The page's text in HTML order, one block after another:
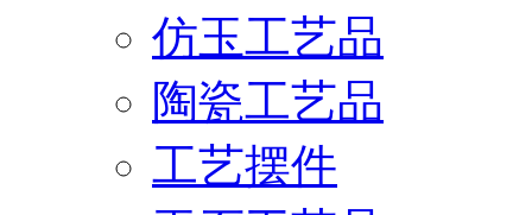
仿玉工艺品
陶瓷工艺品
工艺摆件